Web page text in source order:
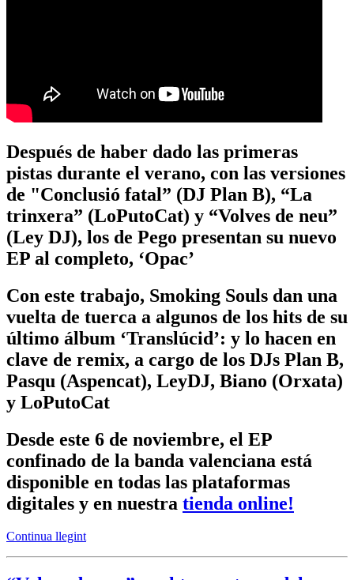
Después de haber dado las primeras
pistas durante el verano, con las versiones
de "Conclusió fatal” (DJ Plan B), “La
trinxera” (LoPutoCat) y “Volves de neu”
(Ley DJ), los de Pego presentan su nuevo
EP al completo, ‘Opac’
Con este trabajo, Smoking Souls dan una
vuelta de tuerca a algunos de los hits de su
último álbum ‘Translúcid’: y lo hacen en
clave de remix, a cargo de los DJs Plan B,
Pasqu (Aspencat), LeyDJ, Biano (Orxata)
y LoPutoCat
Desde este 6 de noviembre, el EP
confinado de la banda valenciana está
disponible en todas las plataformas
digitales y en nuestra tienda online!
Continua llegint